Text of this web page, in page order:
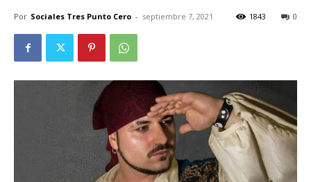
Por Sociales Tres Punto Cero - septiembre 7, 2021 0
1843